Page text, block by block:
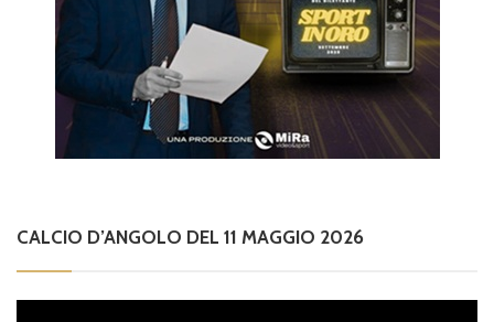
CALCIO D’ANGOLO DEL 11 MAGGIO 2026